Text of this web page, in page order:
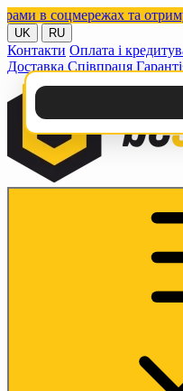
в соцмережах та
UK RU
Контакти Оплата і
Доставка Співпраця